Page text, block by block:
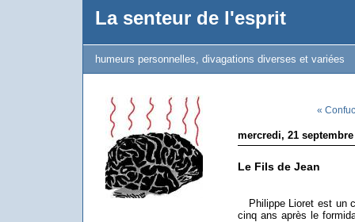
La senteur de l'esprit
humeurs personnelles, divagations diverses et variées
«
mercredi, 21 septembre
Le Fils de Jean
Philippe Lioret est un
cinq ans après le